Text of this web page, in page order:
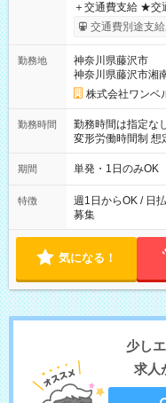
＋交通費支給 ★交通費全額支給！ ┗案件により規定あり ★日払
いOK！（規定あ
ンビニATMから 日払い
交通費別途支給
勤務地
神奈川県藤沢市
神奈川県藤沢市湘
株式会社ワンベ
勤務時間
勤務時間は指定な
変形労働時間制 想定労働時
～21：00
期間 単発・1日のみOK
特徴
週1日からOK / 日
募集
気になる！
少し
求人